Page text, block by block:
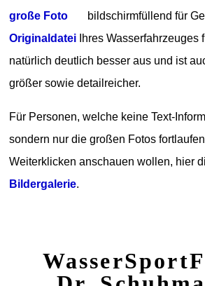
große Foto
bildschirmfüllend für
Originaldatei Ihres Wasserfahrzeuges
natürlich deutlich besser aus und ist
größer sowie detailreicher.
Für Personen, welche keine Text-
sondern nur die großen Fotos
Weiterklicken anschauen wollen, hier
Bildergalerie.